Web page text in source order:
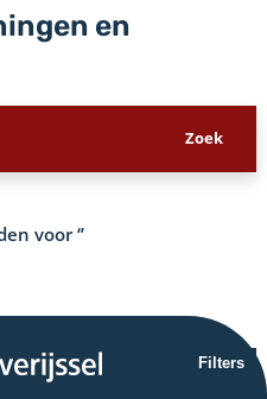
en
voor‘’
Filters